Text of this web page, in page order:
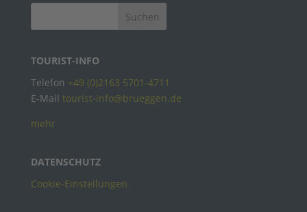
TOURIST-INFO
Telefon +49 (0)2163 5701-4711
E-Mail tourist-info@brueggen.de
mehr
DATENSCHUTZ
Cookie-Einstellungen